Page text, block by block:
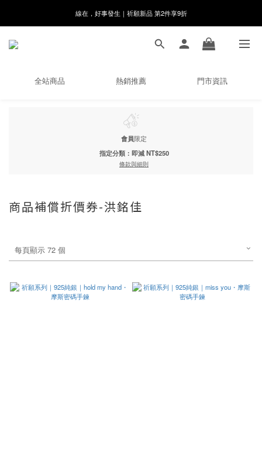
8月月初限定｜指定分類滿件88折！
🌸新會員限定🌸註冊送$100購物金
8月月初限定｜指定分類滿件88折！
全站商品 熱銷推薦 門市資訊
會員限定
指定分類：即減 NT$250
條款與細則
商品補償折價券-洪銘佳
每頁顯示 72 個